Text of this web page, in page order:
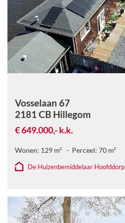
Vosselaan 67
2181 CB Hillegom
€ 649.000,-k.k.
Wonen: 129 m² Perceel: 70m²
De Huizenbemiddelaar Hoofddorp